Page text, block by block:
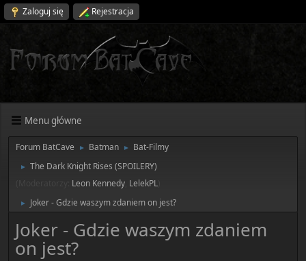
Zaloguj się Rejestracja
Menu główne
Forum BatCave ► Batman ► Bat-Filmy
►
The Dark Knight Rises (SPOILERY)
Leon Kennedy LelekPL
► Joker - Gdzie waszym zdaniem on jest?
Joker - Gdzie waszym zdaniem
on jest?